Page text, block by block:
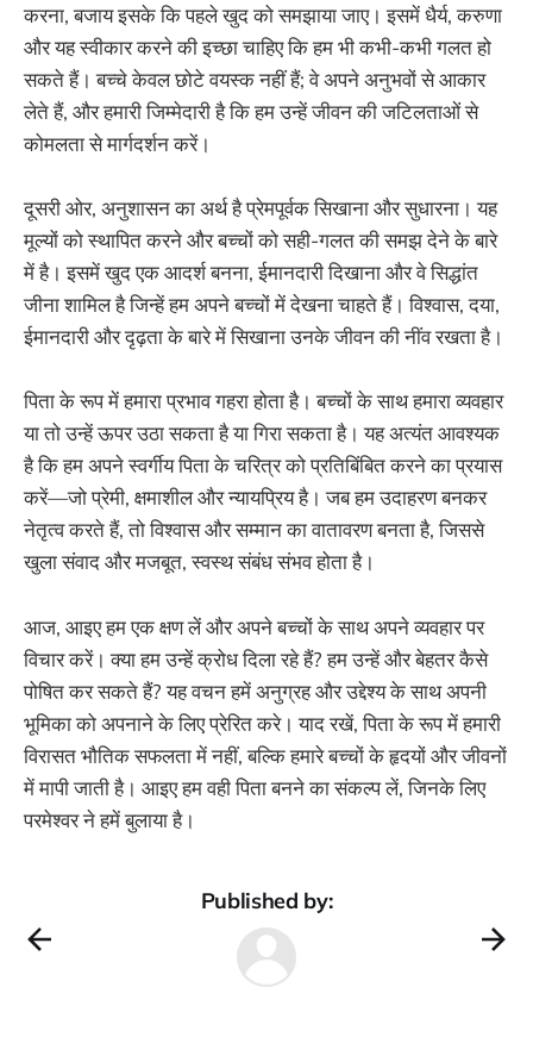
करना, बजाय इसके कि पहले खुद को समझाया जाए। इसमें धैर्य, करुणा
और यह स्वीकार करने की इच्छा चाहिए कि हम भी कभी-कभी गलत हो
सकते हैं। बच्चे केवल छोटे वयस्क नहीं हैं; वे अपने अनुभवों से आकार
लेते हैं, और हमारी जिम्मेदारी है कि हम उन्हें जीवन की जटिलताओं से
कोमलता से मार्गदर्शन करें।
दूसरी ओर, अनुशासन का अर्थ है प्रेमपूर्वक सिखाना और सुधारना। यह
मूल्यों को स्थापित करने और बच्चों को सही-गलत की समझ देने के बारे
में है। इसमें खुद एक आदर्श बनना, ईमानदारी दिखाना और वे सिद्धांत
जीना शामिल है जिन्हें हम अपने बच्चों में देखना चाहते हैं। विश्वास, दया,
ईमानदारी और दृढ़ता के बारे में सिखाना उनके जीवन की नींव रखता है।
पिता के रूप में हमारा प्रभाव गहरा होता है। बच्चों के साथ हमारा व्यवहार
या तो उन्हें ऊपर उठा सकता है या गिरा सकता है। यह अत्यंत आवश्यक
है कि हम अपने स्वर्गीय पिता के चरित्र को प्रतिबिंबित करने का प्रयास
करें—जो प्रेमी, क्षमाशील और न्यायप्रिय है। जब हम उदाहरण बनकर
नेतृत्व करते हैं, तो विश्वास और सम्मान का वातावरण बनता है, जिससे
खुला संवाद और मजबूत, स्वस्थ संबंध संभव होता है।
आज, आइए हम एक क्षण लें और अपने बच्चों के साथ अपने व्यवहार पर
विचार करें। क्या हम उन्हें क्रोध दिला रहे हैं? हम उन्हें और बेहतर कैसे
पोषित कर सकते हैं? यह वचन हमें अनुग्रह और उद्देश्य के साथ अपनी
भूमिका को अपनाने के लिए प्रेरित करे। याद रखें, पिता के रूप में हमारी
विरासत भौतिक सफलता में नहीं, बल्कि हमारे बच्चों के हृदयों और जीवनों
में मापी जाती है। आइए हम वही पिता बनने का संकल्प लें, जिनके लिए
परमेश्वर ने हमें बुलाया है।
Published by: